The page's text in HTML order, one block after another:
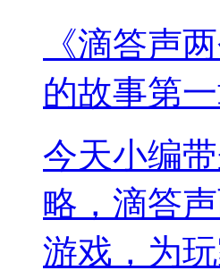
《滴答声
的故事第
今天小编
略，滴答
游戏，为